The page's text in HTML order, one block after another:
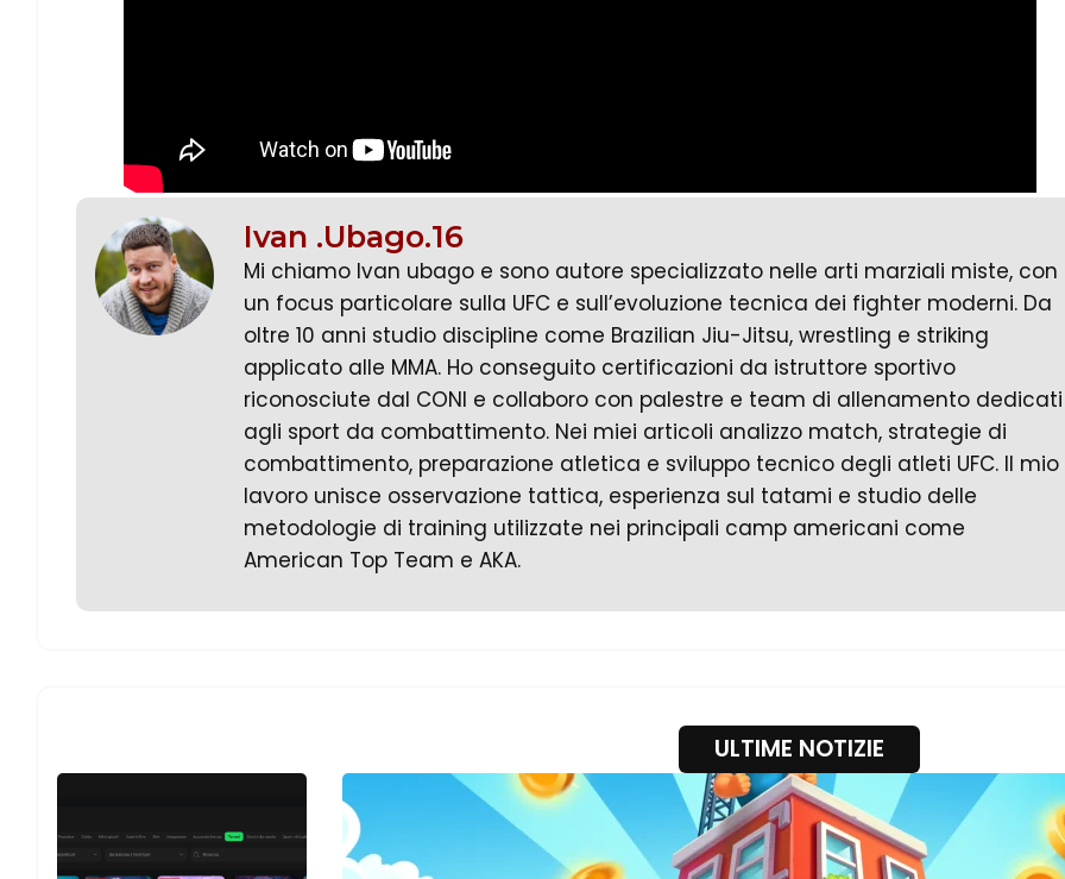
Ivan .Ubago.16
Mi chiamo Ivan ubago e sono autore specializzato nelle arti marziali miste, con
un focus particolare sulla UFC e sull’evoluzione tecnica dei fighter moderni. Da
oltre 10 anni studio discipline come Brazilian Jiu-Jitsu, wrestling e striking
applicato alle MMA. Ho conseguito certificazioni da istruttore sportivo
riconosciute dal CONI e collaboro con palestre e team di allenamento dedicati
agli sport da combattimento. Nei miei articoli analizzo match, strategie di
combattimento, preparazione atletica e sviluppo tecnico degli atleti UFC. Il mio
lavoro unisce osservazione tattica, esperienza sul tatami e studio delle
metodologie di training utilizzate nei principali camp americani come
American Top Team e AKA.
ULTIME NOTIZIE